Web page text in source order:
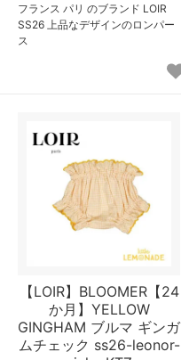
フランス パリ のブランド LOIR
SS26 上品なデザインのロンパー
ス
【LOIR】BLOOMER【24
か月】YELLOW
GINGHAM ブルマ ギンガ
ムチェック ss26-leonor-